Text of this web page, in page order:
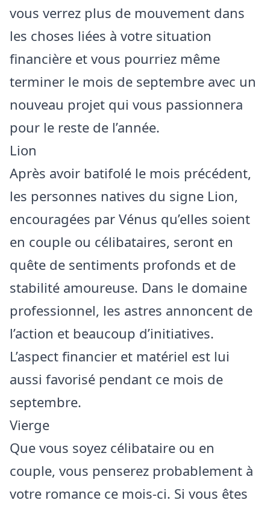
vous verrez plus de mouvement dans
les choses liées à votre situation
financière et vous pourriez même
terminer le mois de septembre avec un
nouveau projet qui vous passionnera
pour le reste de l’année.
Lion
Après avoir batifolé le mois précédent,
les personnes natives du signe Lion,
encouragées par Vénus qu’elles soient
en couple ou célibataires, seront en
quête de sentiments profonds et de
stabilité amoureuse. Dans le domaine
professionnel, les astres annoncent de
l’action et beaucoup d’initiatives.
L’aspect financier et matériel est lui
aussi favorisé pendant ce mois de
septembre.
Vierge
Que vous soyez célibataire ou en
couple, vous penserez probablement à
votre romance ce mois-ci. Si vous êtes